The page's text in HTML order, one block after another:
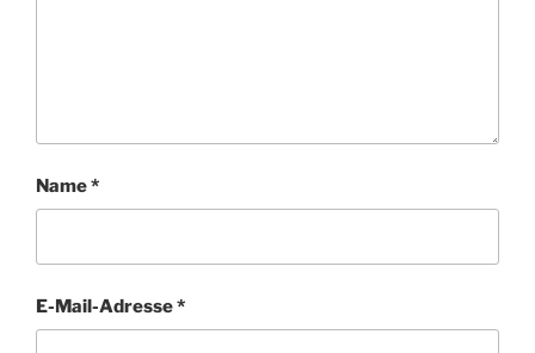
Name*
E-Mail-Adresse*